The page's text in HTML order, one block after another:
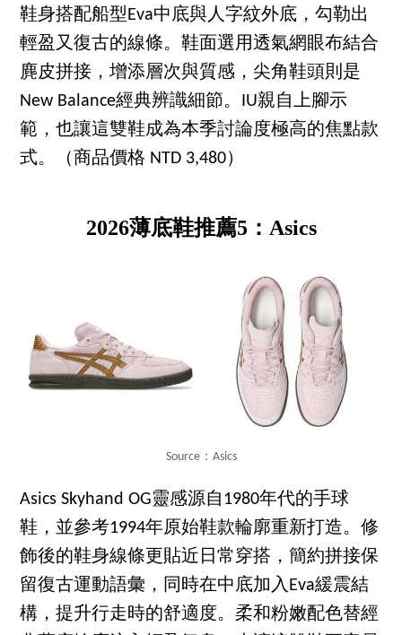
鞋身搭配船型Eva中底與人字紋外底，勾勒出
輕盈又復古的線條。鞋面選用透氣網眼布結合
麂皮拼接，增添層次與質感，尖角鞋頭則是
New Balance經典辨識細節。IU親自上腳示
範，也讓這雙鞋成為本季討論度極高的焦點款
式。（商品價格 NTD 3,480）
2026薄底鞋推薦5：Asics
Source：Asics
Asics Skyhand OG靈感源自1980年代的手球
鞋，並參考1994年原始鞋款輪廓重新打造。修
飾後的鞋身線條更貼近日常穿搭，簡約拼接保
留復古運動語彙，同時在中底加入Eva緩震結
構，提升行走時的舒適度。柔和粉嫩配色替經